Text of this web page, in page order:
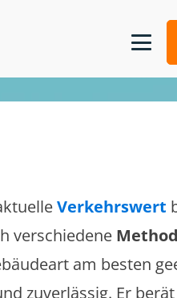
Verkehrswert
verschiedene
am besten
zuverlässig. Er